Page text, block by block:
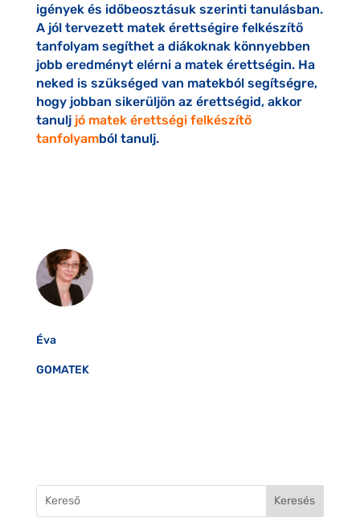
igények és időbeosztásuk szerinti tanulásban.
A jól tervezett matek érettségire felkészítő
tanfolyam segíthet a diákoknak könnyebben
jobb eredményt elérni a matek érettségin. Ha
neked is szükséged van matekból segítségre,
hogy jobban sikerüljön az érettségid, akkor
tanulj jó matek érettségi felkészítő
tanfolyamból tanulj.
Éva
GOMATEK
Keresés